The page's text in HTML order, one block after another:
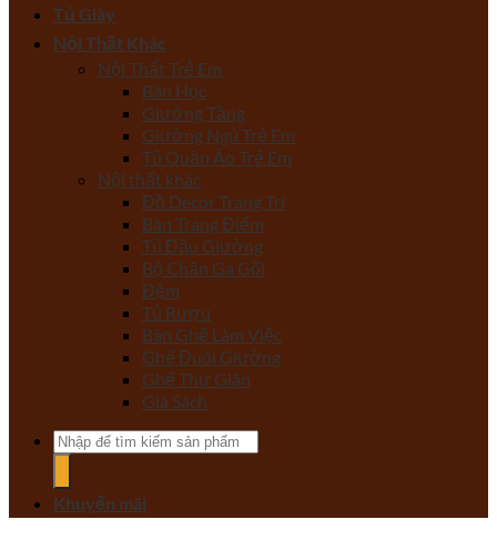
Tủ Giày
Nội Thất Khác
Nội Thất Trẻ Em
Bàn Học
Giường Tầng
Giường Ngủ Trẻ Em
Tủ Quần Áo Trẻ Em
Nội thất khác
Đồ Decor Trang Trí
Bàn Trang Điểm
Tủ Đầu Giường
Bộ Chăn Ga Gối
Đệm
Tủ Rượu
Bàn Ghế Làm Việc
Ghế Đuôi Giường
Ghế Thư Giãn
Giá Sách
Tìm
kiếm:
Khuyến mãi